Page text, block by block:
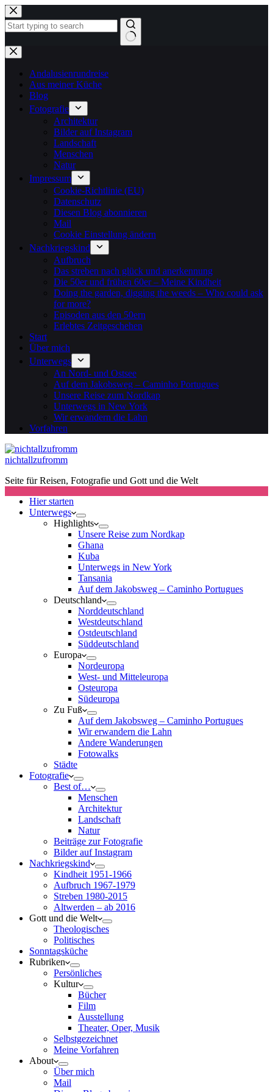
Zum
Inhalt
springen
Keine
Ergebnisse
Andalusienrundreise
Aus meiner Küche
Blog
Fotografie
Architektur
Bilder auf Instagram
Landschaft
Menschen
Natur
Impressum
Cookie-Richtlinie (EU)
Datenschutz
Diesen Blog abonnieren
Mail
Cookie Einstellung ändern
Nachkriegskind
Aufbruch
Das streben nach glück und anerkennung
Die 50er und frühen 60er – Meine Kindheit
Doing the garden, digging the weeds – Who could ask
for more?
Episoden aus den 50ern
Erlebtes Zeitgeschehen
Start
Über mich
Unterwegs
An Nord- und Ostsee
Auf dem Jakobsweg – Caminho Portugues
Unsere Reise zum Nordkap
Unterwegs in New York
Wir erwandern die Lahn
Vorfahren
nichtallzufromm
Seite für Reisen, Fotografie und Gott und die Welt
Hier starten
Unterwegs
Highlights
Unsere Reise zum Nordkap
Ghana
Kuba
Unterwegs in New York
Tansania
Auf dem Jakobsweg – Caminho Portugues
Deutschland
Norddeutschland
Westdeutschland
Ostdeutschland
Süddeutschland
Europa
Nordeuropa
West- und Mitteleuropa
Osteuropa
Südeuropa
Zu Fuß
Auf dem Jakobsweg – Caminho Portugues
Wir erwandern die Lahn
Andere Wanderungen
Fotowalks
Städte
Fotografie
Best of…
Menschen
Architektur
Landschaft
Natur
Beiträge zur Fotografie
Bilder auf Instagram
Nachkriegskind
Kindheit 1951-1966
Aufbruch 1967-1979
Streben 1980-2015
Altwerden – ab 2016
Gott und die Welt
Theologisches
Politisches
Sonntagsküche
Rubriken
Persönliches
Kultur
Bücher
Film
Ausstellung
Theater, Oper, Musik
Selbstgezeichnet
Meine Vorfahren
About
Über mich
Mail